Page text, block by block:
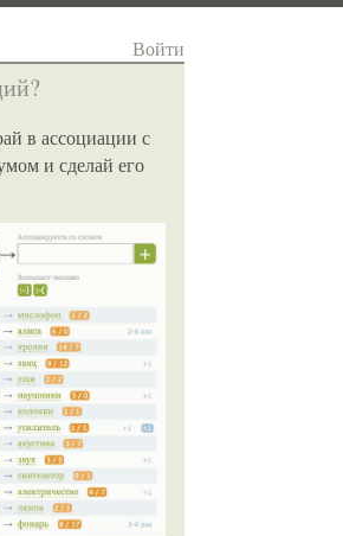
Войти
в ассоциации с
и сделай его